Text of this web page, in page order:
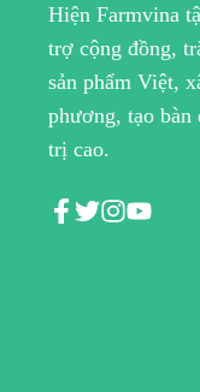
Hiện Farmvina
trợ cộng đồng,
sản phẩm Việt,
phương, tạo bàn
trị cao.